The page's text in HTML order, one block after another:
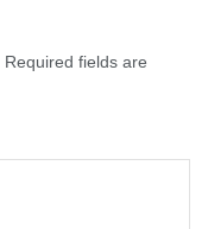
Required fields are